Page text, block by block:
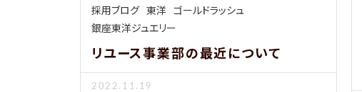
採用ブログ 東洋 ゴールドラッシュ
銀座東洋ジュエリー
リユース事業部の最近について
2022.11.19